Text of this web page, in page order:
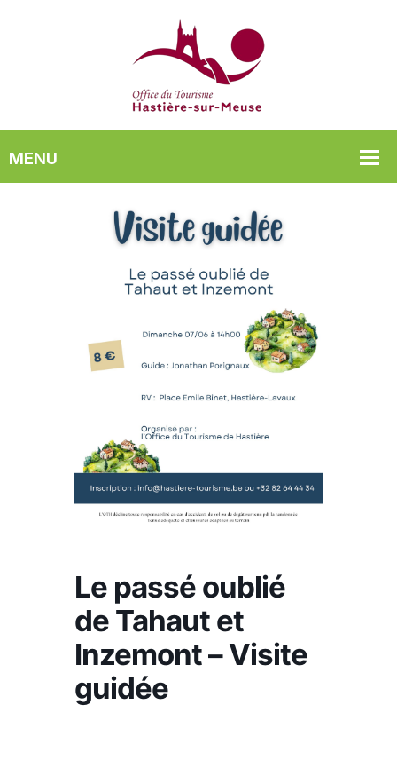
Le passé oublié
de Tahaut et
Inzemont – Visite
guidée